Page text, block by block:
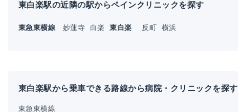
東白楽駅の近隣の駅からペインクリニックを探す
東急東横線 妙蓮寺 白楽 東白楽 反町 横浜
東白楽駅から乗車できる路線から病院・クリニックを探す
東急東横線